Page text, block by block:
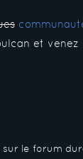
et
le forum